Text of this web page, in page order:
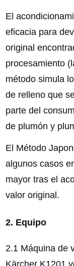
El
eficacia para
original
procesamiento
método simula
de relleno que
parte del
de plumón y
El Método
algunos casos
mayor tras el
valor original.
2. Equipo
2.1 Máquina de
Kärcher K1201